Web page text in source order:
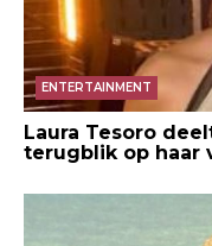
ENTERTAINMENT
Laura Tesoro
terugblik op haar